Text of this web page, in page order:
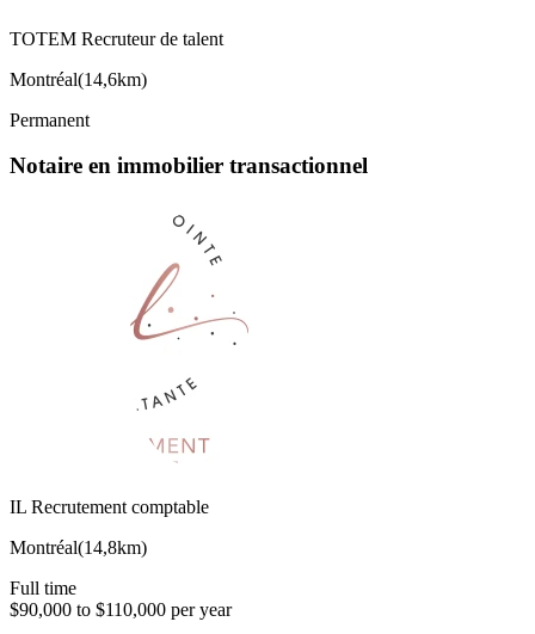
TOTEM Recruteur de talent
Montréal(14,6km)
Permanent
Notaire en immobilier transactionnel
IL Recrutement comptable
Montréal(14,8km)
Full time
$90,000 to $110,000 per year